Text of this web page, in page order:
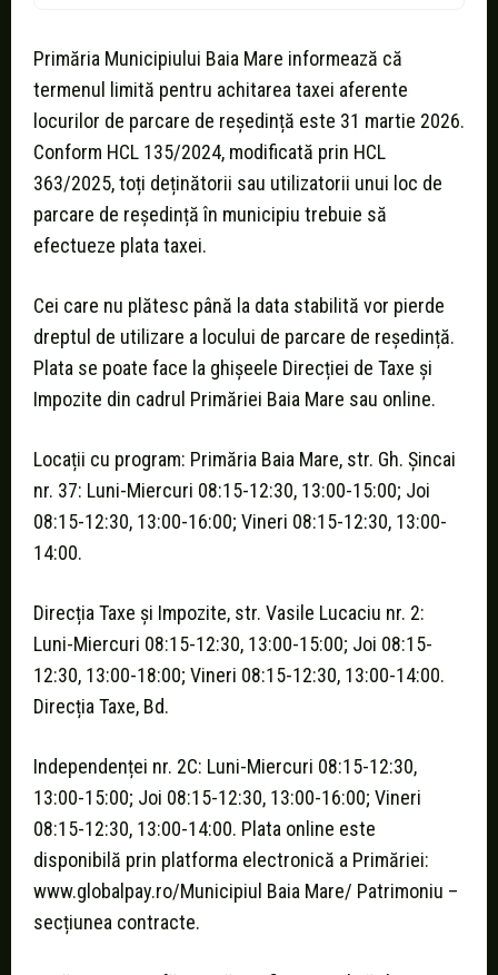
Primăria Municipiului Baia Mare informează că
termenul limită pentru achitarea taxei aferente
locurilor de parcare de reședință este 31 martie 2026.
Conform HCL 135/2024, modificată prin HCL
363/2025, toți deținătorii sau utilizatorii unui loc de
parcare de reședință în municipiu trebuie să
efectueze plata taxei.
Cei care nu plătesc până la data stabilită vor pierde
dreptul de utilizare a locului de parcare de reședință.
Plata se poate face la ghișeele Direcției de Taxe și
Impozite din cadrul Primăriei Baia Mare sau online.
Locații cu program: Primăria Baia Mare, str. Gh. Șincai
nr. 37: Luni-Miercuri 08:15-12:30, 13:00-15:00; Joi
08:15-12:30, 13:00-16:00; Vineri 08:15-12:30, 13:00-
14:00.
Direcția Taxe și Impozite, str. Vasile Lucaciu nr. 2:
Luni-Miercuri 08:15-12:30, 13:00-15:00; Joi 08:15-
12:30, 13:00-18:00; Vineri 08:15-12:30, 13:00-14:00.
Direcția Taxe, Bd.
Independenței nr. 2C: Luni-Miercuri 08:15-12:30,
13:00-15:00; Joi 08:15-12:30, 13:00-16:00; Vineri
08:15-12:30, 13:00-14:00. Plata online este
disponibilă prin platforma electronică a Primăriei:
www.globalpay.ro/Municipiul Baia Mare/ Patrimoniu –
secțiunea contracte.